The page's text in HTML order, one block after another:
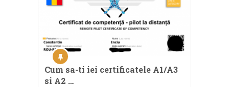
Cum sa-ti iei certificatele A1/A3
si A2 …